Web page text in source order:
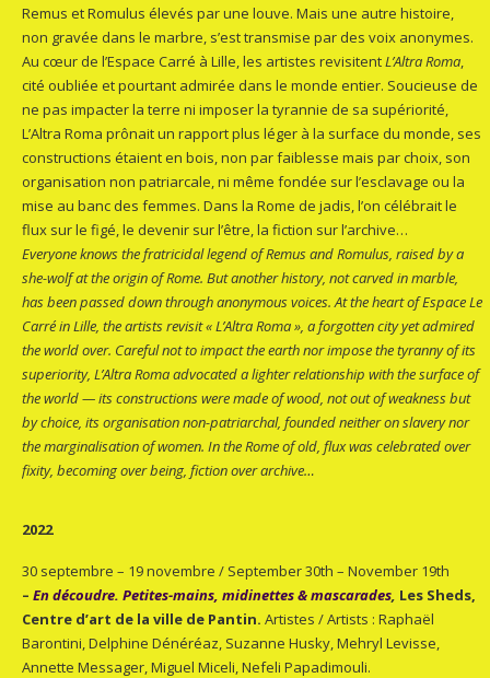
Remus et Romulus élevés par une louve. Mais une autre histoire,
non gravée dans le marbre, s’est transmise par des voix anonymes.
Au cœur de l’Espace Carré à Lille, les artistes revisitentL’Altra Roma,
cité oubliée et pourtant admirée dans le monde entier. Soucieuse de
ne pas impacter la terre ni imposer la tyrannie de sa supériorité,
L’Altra Roma prônait un rapport plus léger à la surface du monde, ses
constructions étaient en bois, non par faiblesse mais par choix, son
organisation non patriarcale, ni même fondée sur l’esclavage ou la
mise au banc des femmes. Dans la Rome de jadis, l’on célébrait le
flux sur le figé, le devenir sur l’être, la fiction sur l’archive…
Everyone knows the fratricidal legend of Remus and Romulus, raised by a
she-wolf at the origin of Rome. But another history, not carved in marble,
has been passed down through anonymous voices. At the heart of Espace Le
Carré in Lille, the artists revisit « L’Altra Roma », a forgotten city yet admired
the world over. Careful not to impact the earth nor impose the tyranny of its
superiority, L’Altra Roma advocated a lighter relationship with the surface of
the world — its constructions were made of wood, not out of weakness but
by choice, its organisation non-patriarchal, founded neither on slavery nor
the marginalisation of women. In the Rome of old, flux was celebrated over
fixity, becoming over being, fiction over archive…
2022
30 septembre – 19 novembre / September 30th – November 19th
–En découdre. Petites-mains, midinettes & mascarades, Les Sheds,
Centre d’art de la ville de Pantin. Artistes / Artists : Raphaël
Barontini, Delphine Dénéréaz, Suzanne Husky, Mehryl Levisse,
Annette Messager, Miguel Miceli, Nefeli Papadimouli.